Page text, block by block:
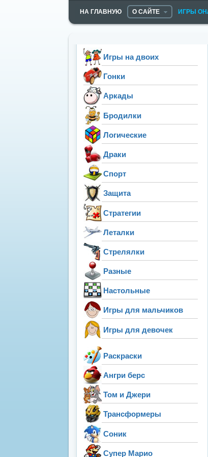
НА ГЛАВНУЮ О САЙТЕ ИГРЫ
Игры на двоих
Гонки
Аркады
Бродилки
Логические
Драки
Спорт
Защита
Стратегии
Леталки
Стрелялки
Разные
Настольные
Игры для мальчиков
Игры для девочек
Раскраски
Ангри берс
Том и Джери
Трансформеры
Соник
Супер Марио